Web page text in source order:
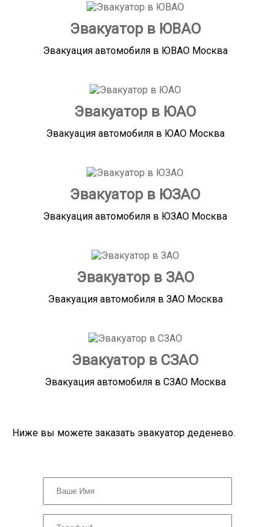
Эвакуатор в ЮВАО
Эвакуация автомобиля в ЮВАО Москва
Эвакуатор в ЮАО
Эвакуация автомобиля в ЮАО Москва
Эвакуатор в ЮЗАО
Эвакуация автомобиля в ЮЗАО Москва
Эвакуатор в ЗАО
Эвакуация автомобиля в ЗАО Москва
Эвакуатор в СЗАО
Эвакуация автомобиля в СЗАО Москва
Ниже вы можете заказать эвакуатор деденево.